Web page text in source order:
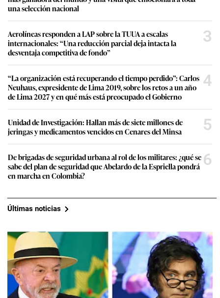
una selección nacional
Aerolíneas responden a LAP sobre la TUUA a escalas
internacionales: “Una reducción parcial deja intacta la
desventaja competitiva de fondo”
3
“La organización está recuperando el tiempo perdido”: Carlos
Neuhaus, expresidente de Lima 2019, sobre los retos a un año
de Lima 2027 y en qué más está preocupado el Gobierno
4
Unidad de Investigación: Hallan más de siete millones de
jeringas y medicamentos vencidos en Cenares del Minsa
5
De brigadas de seguridad urbana al rol de los militares: ¿qué se
sabe del plan de seguridad que Abelardo de la Espriella pondrá
en marcha en Colombia?
6
Últimas noticias